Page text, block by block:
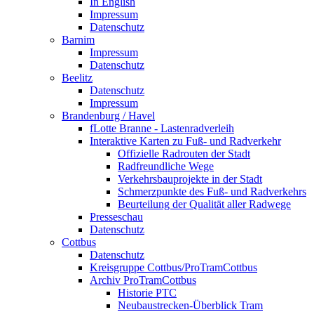
Impressum
Datenschutz
Barnim
Impressum
Datenschutz
Beelitz
Datenschutz
Impressum
Brandenburg / Havel
fLotte Branne - Lastenradverleih
Interaktive Karten zu Fuß- und Radverkehr
Offizielle Radrouten der Stadt
Radfreundliche Wege
Verkehrsbauprojekte in der Stadt
Schmerzpunkte des Fuß- und Radverkehrs
Beurteilung der Qualität aller Radwege
Presseschau
Datenschutz
Cottbus
Datenschutz
Kreisgruppe Cottbus/ProTramCottbus
Archiv ProTramCottbus
Historie PTC
Neubaustrecken-Überblick Tram